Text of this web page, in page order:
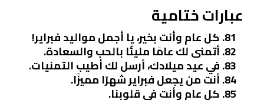
عبارات ختامية
كل عام وأنت بخير، يا أجمل مواليد فبراير!
أتمنى لك عامًا مليئًا بالحب والسعادة.
في عيد ميلادك، أرسل لك أطيب التمنيات.
أنت من يجعل فبراير شهرًا مميزًا.
كل عام وأنت في قلوبنا.